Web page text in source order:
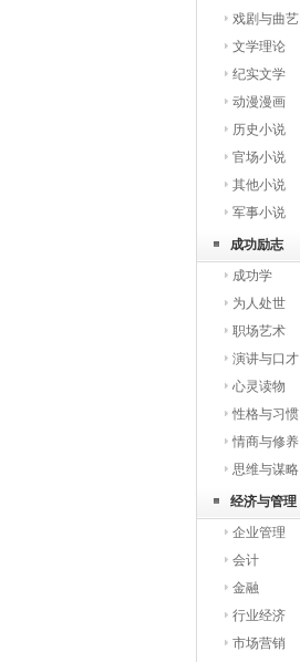
戏剧与曲艺
文学理论
纪实文学
动漫漫画
历史小说
官场小说
其他小说
军事小说
成功励志
成功学
为人处世
职场艺术
演讲与口才
心灵读物
性格与习惯
情商与修养
思维与谋略
经济与管理
企业管理
会计
金融
行业经济
市场营销